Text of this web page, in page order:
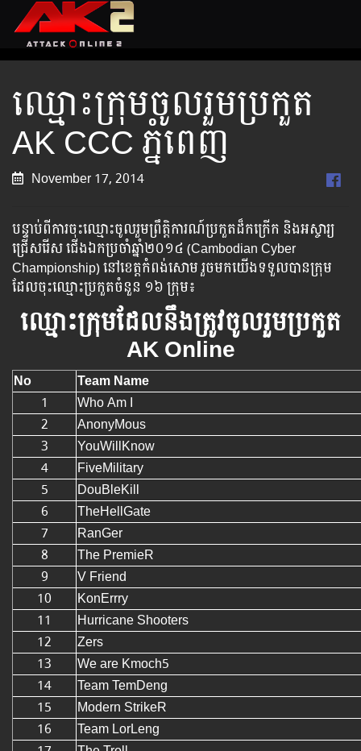
ឈ្មោះ​ក្រុម​​ចូល​រួម​ប្រកួត
AK CCC​ ភ្នំពេញ
November 17, 2014
បន្ទាប់ពីការចុះឈ្មោះចូលរួមព្រឹត្តិការណ៍​ប្រកួត​ដ៏កក្រើក​ និង​​អស្ចារ្យ​​
ជ្រើស​រើស​ ជើងឯក​ប្រចាំ​ឆ្នាំ​២០១៤​ ​(Cambodian Cyber
Championship) នៅខេត្តកំពង់សោម រួចមកយើង​ទទួល​បាន​ក្រុម​​
ដែល​​ចុះឈ្មោះប្រកួតចំនួន ១៦ ក្រុម៖
ឈ្មោះ​ក្រុម​ដែល​នឹង​ត្រូវ​ចូល​រួម​ប្រកួត
AK Online
No
Team Name
1
Who Am I
2
AnonyMous
3
YouWillKnow
4
FiveMilitary
5
DouBleKill
6
TheHellGate
7
RanGer
8
The PremieR
9
V Friend
10
KonErrry
11
Hurricane Shooters
12
Zers
13
We are Kmoch5
14
Team TemDeng
15
Modern StrikeR
16
Team LorLeng